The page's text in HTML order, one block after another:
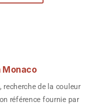
Monaco
de la couleur
référence fournie par